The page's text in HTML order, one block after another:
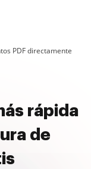
PDF directamente
rápida
de